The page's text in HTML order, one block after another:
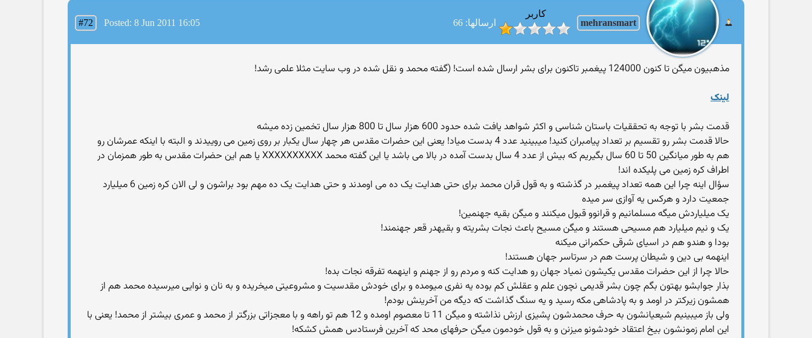
mehransmart
کاربر
ارسالها: 66
#72 Posted: 8 Jun 2011 16:05
مذهبیون میگن تا کنون 124000 پیغمبر تاکنون برای بشر ارسال شده است! (گفته محمد و نقل شده در وب سایت مثلا علمی رشد!
لینک
قدمت بشر با توجه به تحققیات باستان شناسی و اکثر شواهد یافت شده حدود 600 هزار سال تا 800 هزار سال تخمین زده میشه
حالا قدمت بشر رو تقسیم بر تعداد پیامبران کنید! میبینید عدد 4 بدست میاد! یعنی این حضرات مقدس هر چهار سال یکبار بر روی زمین می روییدند و البته با اینکه عمرشان رو
هم به طور میانگین 50 تا 60 سال بگیریم که بیش از عدد 4 سال بدست آمده در بالا می باشد یا این گفته محمد XXXXXXXXXX یا هم این حضرات مقدس به طور همزمان در
اطراف کره زمین می پلیکده اند!
سؤال اینه چرا این همه تعداد پیغمبر در گذشته و به قول قران محمد برای حتی هدایت یک ده می اومدند و حتی هدایت یک ده مهم بود براشون و لی الان کره زمین 6 میلیارد
جمعیت دارد و هرکس یه آوازی سر میده
یک میلیاردش میگه مسلمانیم و قرانوو قبول میکنند و میگن بقیه جهنمین!
یک و نیم میلیارد هم مسیحی هستند و میگن مسیح باعث نجات بشریته و بقیهدر قعر جهنمند!
بودا و هندو هم در اسیای شرقی حکمرانی میکنه
اینهمه بی دین و شیطان پرست هم در سرتاسر جهان هستند!
حالا چرا از این حضرات مقدس یکیشون نمیاد جهان رو هدایت کنه و مردم رو از جهنم و اینهمه تفرقه نجات بده!
بذار جوابشو بهتون بگم چون بشر قدیمی نچون علم و عقلش کم بوده یه نفری میومده و برای خودش مقدسیت و مشروعیتی میخریده و به نان و نوایی میرسیده محمد هم از
همشون زیرکتر در اومد و به پادشاهی مکه رسید و یه سنگ گذاشت که دیگه من آخرینش بودم!
ولی باز میبینیم شیعیانشون به حرف محمدشون پشیزی ارزش نذاشته و میگن 11 تا معصوم اومده و 12 هم تو راهه و با معجزاتی بزرگتر از محمد و عمری بیشتر از محمد! یعنی با
این امام زمونشون بیخ اعتقاد خودشونو میزنن و به قول خودمون میگن حرفهای محد که آخرین فرستادس همش کشکه!